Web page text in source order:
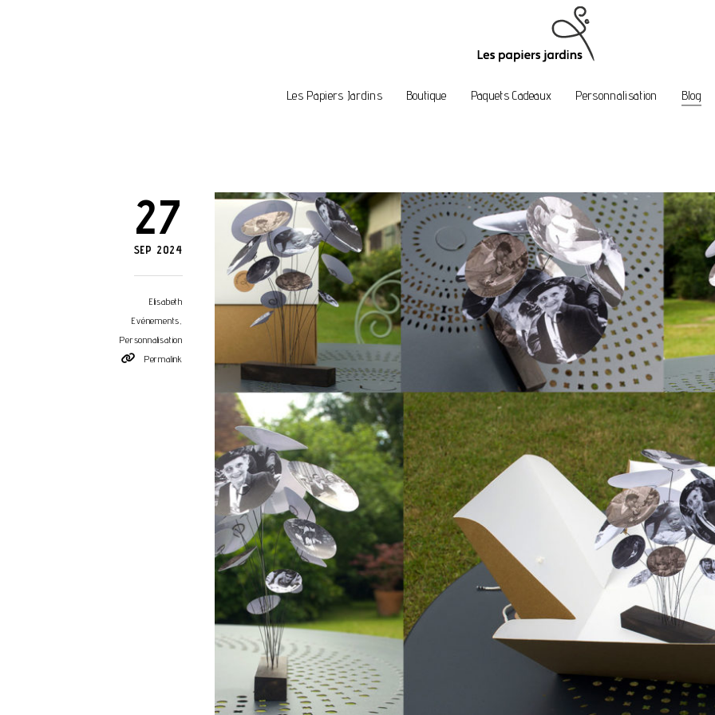
Les Papiers Jardins Boutique Paquets Cadeaux Personnalisation Blog
27
SEP 2024
Elisabeth
Evénements,
Personnalisation
Permalink